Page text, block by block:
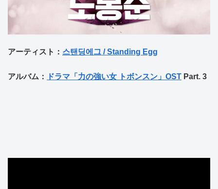
アーティスト： 스탠딩에그 / Standing Egg
アルバム： ドラマ「力の強い女 トボンスン」OST Part. 3